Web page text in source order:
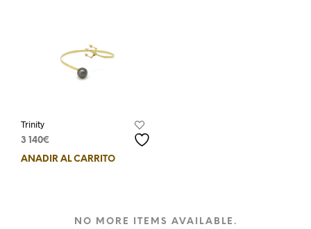
Trinity
3 140€
AÑADIR AL CARRITO
NO MORE ITEMS AVAILABLE.